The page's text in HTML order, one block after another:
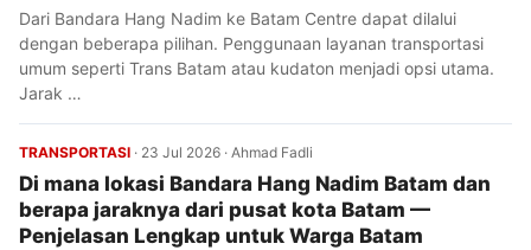
Dari Bandara Hang Nadim ke Batam Centre dapat dilalui
dengan beberapa pilihan. Penggunaan layanan transportasi
umum seperti Trans Batam atau kudaton menjadi opsi utama.
Jarak …
TRANSPORTASI · 23 Jul 2026 · Ahmad Fadli
Di mana lokasi Bandara Hang Nadim Batam dan
berapa jaraknya dari pusat kota Batam —
Penjelasan Lengkap untuk Warga Batam